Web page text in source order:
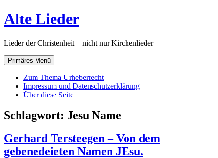
Zum
Inhalt
Alte Lieder
Lieder der Christenheit – nicht nur Kirchenlieder
Primäres Menü
Zum Thema Urheberrecht
Impressum und Datenschutzerklärung
Über diese Seite
Schlagwort: Jesu Name
Gerhard Tersteegen – Von dem
gebenedeieten Namen JEsu.